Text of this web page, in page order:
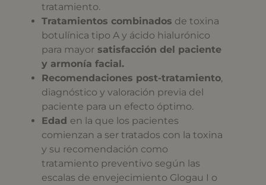
tratamiento.
Tratamientos combinados de toxina
botulínica tipo A y ácido hialurónico
para mayor satisfacción del paciente
y armonía facial.
Recomendaciones post-tratamiento,
diagnóstico y valoración previa del
paciente para un efecto óptimo.
Edad en la que los pacientes
comienzan a ser tratados con la toxina
y su recomendación como
tratamiento preventivo según las
escalas de envejecimiento Glogau I o